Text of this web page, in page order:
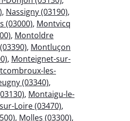
, Nassigny (03190),
(03000), Montvicq
, Montoldre
, Montluçon
, Monteignet-sur-
les-
(03340),
, Montaigu-le-
Loire (03470),
, Molles (03300),